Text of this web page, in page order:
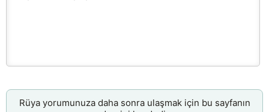
Rüya yorumunuza daha sonra ulaşmak için bu sayfanın